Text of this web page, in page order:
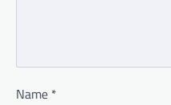
Name *